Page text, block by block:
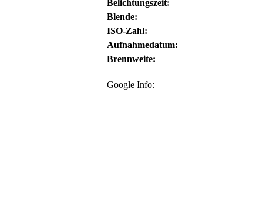
Belichtungszeit:
Blende:
ISO-Zahl:
Aufnahmedatum:
Brennweite:
Google Info: